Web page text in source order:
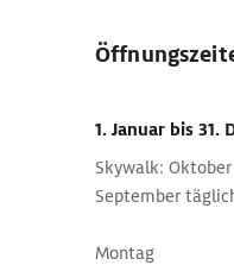
1. Januar bis 31.
Skywalk:
September
Montag